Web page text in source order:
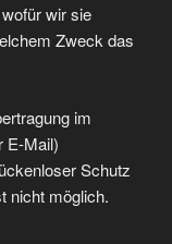
wir sie
Zweck das
im
E-Mail)
Schutz
nicht möglich.